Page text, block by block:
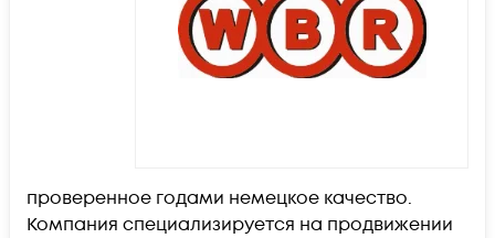
проверенное годами немецкое качество.
Компания специализируется на продвижении